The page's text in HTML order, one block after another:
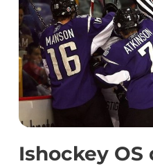
Ishockey OS